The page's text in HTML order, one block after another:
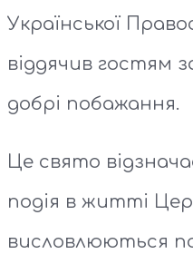
Української
віддячив гостям
добрі побажання.
Це свято
подія в житті
висловлюються